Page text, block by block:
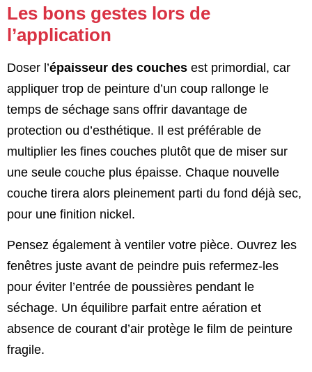
Les bons gestes lors de
l’application
Doser l’épaisseur des couches est primordial, car
appliquer trop de peinture d’un coup rallonge le
temps de séchage sans offrir davantage de
protection ou d’esthétique. Il est préférable de
multiplier les fines couches plutôt que de miser sur
une seule couche plus épaisse. Chaque nouvelle
couche tirera alors pleinement parti du fond déjà sec,
pour une finition nickel.
Pensez également à ventiler votre pièce. Ouvrez les
fenêtres juste avant de peindre puis refermez-les
pour éviter l’entrée de poussières pendant le
séchage. Un équilibre parfait entre aération et
absence de courant d’air protège le film de peinture
fragile.